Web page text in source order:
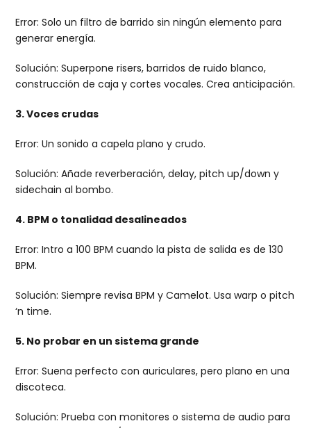
Error: Solo un filtro de barrido sin ningún elemento para
generar energía.
Solución: Superpone risers, barridos de ruido blanco,
construcción de caja y cortes vocales. Crea anticipación.
3. Voces crudas
Error: Un sonido a capela plano y crudo.
Solución: Añade reverberación, delay, pitch up/down y
sidechain al bombo.
4. BPM o tonalidad desalineados
Error: Intro a 100 BPM cuando la pista de salida es de 130
BPM.
Solución: Siempre revisa BPM y Camelot. Usa warp o pitch
‘n time.
5. No probar en un sistema grande
Error: Suena perfecto con auriculares, pero plano en una
discoteca.
Solución: Prueba con monitores o sistema de audio para